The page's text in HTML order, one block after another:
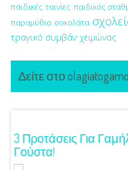
παιδικές ταινίες παιδικός
παραμύθια σοκολάτα
τραγικό συμβάν χειμώνας
Δείτε στο
3 Προτάσεις Για
Γούστα!